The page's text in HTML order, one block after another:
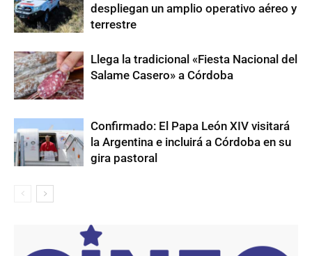
despliegan un amplio operativo aéreo y
terrestre
Llega la tradicional «Fiesta Nacional del
Salame Casero» a Córdoba
Confirmado: El Papa León XIV visitará
la Argentina e incluirá a Córdoba en su
gira pastoral